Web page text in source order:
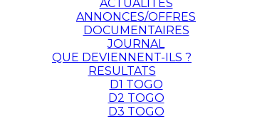
ACTUALITES
ANNONCES/OFFRES
DOCUMENTAIRES
JOURNAL
QUE DEVIENNENT-ILS ?
RESULTATS
D1 TOGO
D2 TOGO
D3 TOGO